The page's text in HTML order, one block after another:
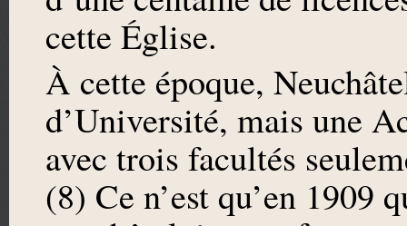
cette Église.
À cette époque,
d’Université, mais une
avec trois facultés
(8) Ce n’est qu’en 1909